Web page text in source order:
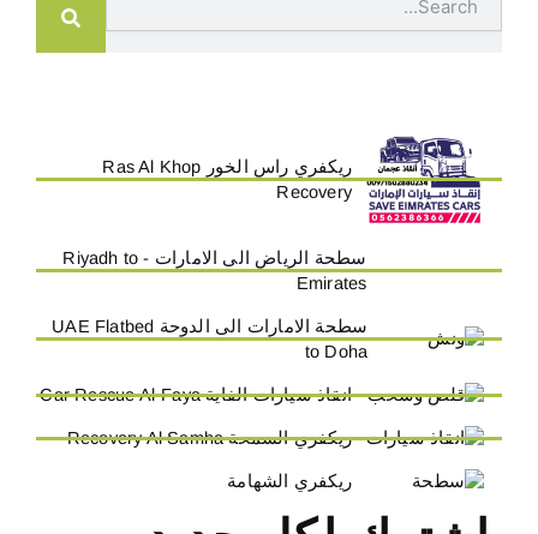
ريكفري راس الخور Ras Al Khop
Recovery
سطحة الرياض الى الامارات - Riyadh to
Emirates
سطحة الامارات الى الدوحة UAE Flatbed
to Doha
انقاذ سيارات الفاية Car Rescue Al-Faya
ريكفري السمحة Recovery Al Samha
ريكفري الشهامة